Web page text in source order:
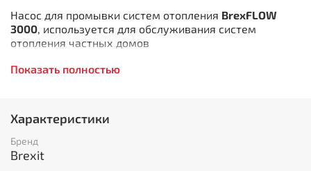
Насос для промывки систем отопления BrexFLOW
3000 , используется для обслуживания систем
отопления частных домов
Особенности:
Значительно увеличивает скорость и
способствует также высокая рабочая
Показать полностью
Характеристики
Бренд
Brexit